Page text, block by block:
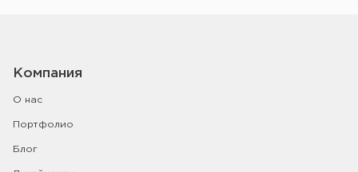
Компания
О нас
Портфолио
Блог